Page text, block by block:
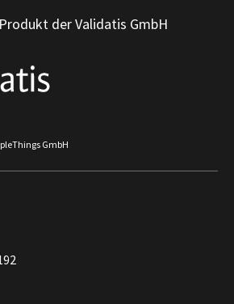
der Validatis GmbH
GmbH